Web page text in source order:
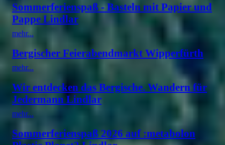
Sommerferienspaß - Basteln mit Papier und
Pappe Lindlar
mehr...
Bergischer Feierabendmarkt Wipperfürth
mehr...
Wir entdecken das Bergische. Wandern für
Jedermann Lindlar
mehr...
Sommerferienspaß 2026 auf :metabolon